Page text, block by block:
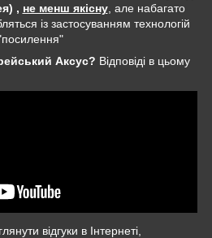
, не менш якісну, але набагато
із застосуванням технологій
Аксус? Відповіді в цьому
відгуки в Інтернеті,